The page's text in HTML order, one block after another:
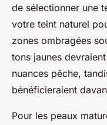
de sélectionner une
votre teint naturel
zones ombragées
tons jaunes
nuances pêche,
bénéficieraient
Pour les peaux